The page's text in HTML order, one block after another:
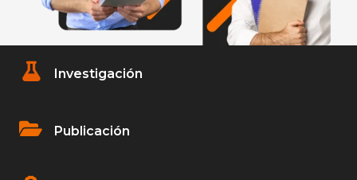
Investigación
Publicación